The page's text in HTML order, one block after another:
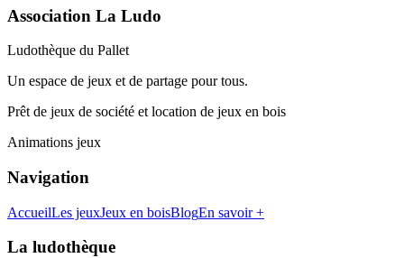
Association La Ludo
Ludothèque du Pallet
Un espace de jeux et de partage pour tous.
Prêt de jeux de société et location de jeux en bois
Animations jeux
Navigation
AccueilLes jeuxJeux en boisBlogEn savoir +
La ludothèque